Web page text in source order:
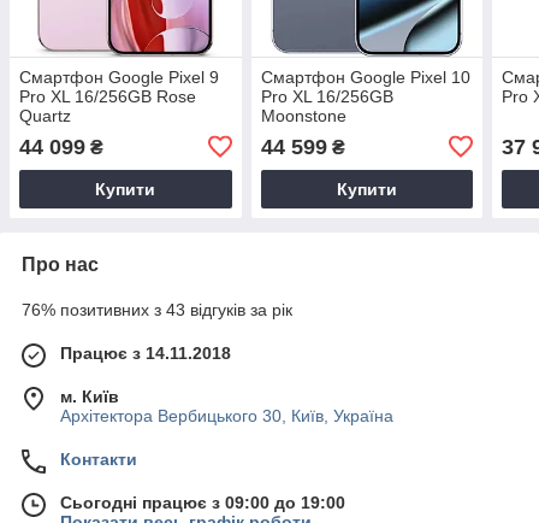
Смартфон Google Pixel 9
Pro XL 16/256GB Rose
Quartz
44 099 ₴
Купити
Смартфон Google Pixel 10
Pro XL 16/256GB
Moonstone
44 599₴
Купити
Pro
37
Про нас
76% позитивних з 43 відгуків за рік
Працює з 14.11.2018
м. Київ
Архітектора Вербицького 30, Київ, Україна
Контакти
Сьогодні працює з 09:00 до 19:00